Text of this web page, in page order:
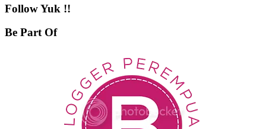
Follow Yuk !!
Be Part Of